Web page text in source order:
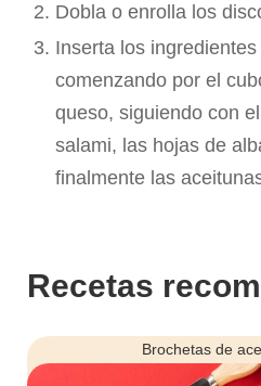
Dobla o enrolla los
Inserta los
comenzando por el
queso, siguiendo con
salami, las hojas de
finalmente las
Recetas
Brochetas de